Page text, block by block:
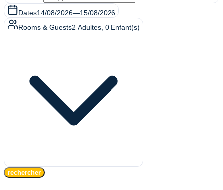
Dates14/08/2026—15/08/2026
Rooms & Guests2 Adultes 0 Enfant(s)
rechercher